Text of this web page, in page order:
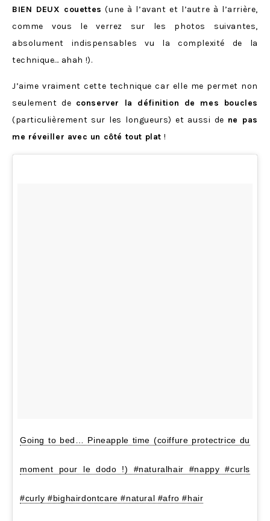
BIEN DEUX couettes (une à l’avant et l’autre à l’arrière,
comme vous le verrez sur les photos suivantes,
absolument indispensables vu la complexité de la
technique… ahah !).
J’aime vraiment cette technique car elle me permet non
seulement de conserver la définition de mes boucles
(particulièrement sur les longueurs) et aussi de ne pas
me réveiller avec un côté tout plat !
Going to bed… Pineapple time (coiffure protectrice du
moment pour le dodo !) #naturalhair #nappy #curls
#curly #bighairdontcare #natural #afro #hair